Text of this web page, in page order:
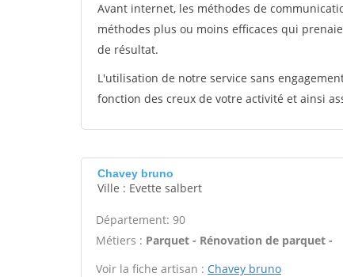
Avant internet, les méthodes de
méthodes plus ou moins efficaces qui
de résultat.
L'utilisation de notre service sans
fonction des creux de votre activité et ainsi
Chavey bruno
Ville : Evette salbert
Département: 90
Métiers : Parquet - Rénovation de parquet -
Voir la fiche artisan : Chavey bruno